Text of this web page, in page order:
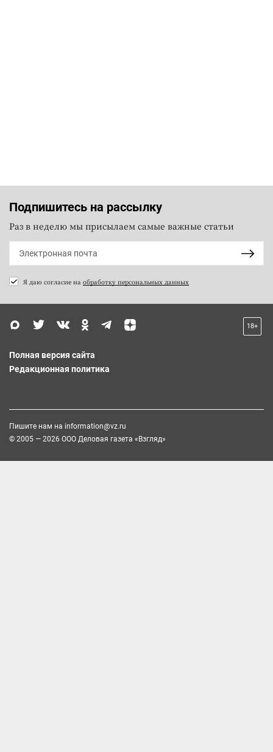
Подпишитесь на рассылку
Раз в неделю мы присылаем самые важные статьи
Я даю согласие на обработку персональных данных
18+
Полная версия сайта
Редакционная политика
Пишите нам на information@vz.ru
© 2005 — 2026 ООО Деловая газета «Взгляд»